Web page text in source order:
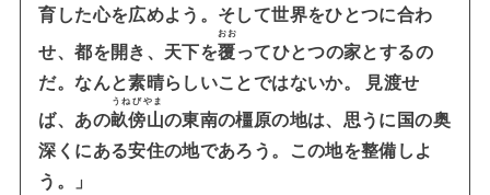
育した心を広めよう。そして世界をひとつに合わ
せ、都を開き、天下を覆
おお
ってひとつの家とするの
だ。なんと素晴らしいことではないか。
見渡せ
ば、あの畝傍山
うねびやま
の東南の橿原の地は、思うに国の奥
深くにある安住の地であろう。この地を整備しよ
う。」